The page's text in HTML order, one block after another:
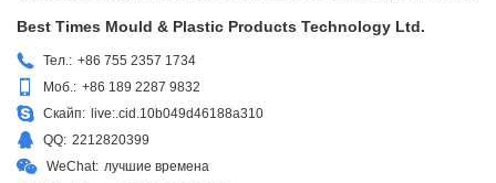
Best Times Mould & Plastic Products Technology Ltd.
Тел.: +86 755 2357 1734
Моб.: +86 189 2287 9832
Скайп: live:.cid.10b049d46188a310
QQ: 2212820399
WeChat: лучшие времена